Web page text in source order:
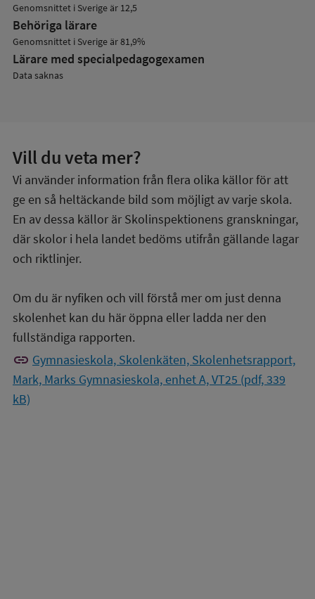
Genomsnittet i Sverige är 12,5
Behöriga lärare
Genomsnittet i Sverige är 81,9%
Lärare med specialpedagog­examen
Data saknas
Vill du veta mer?
Vi använder information från flera olika källor för att
ge en så heltäckande bild som möjligt av varje skola.
En av dessa källor är Skolinspektionens granskningar,
där skolor i hela landet bedöms utifrån gällande lagar
och riktlinjer.
Om du är nyfiken och vill förstå mer om just denna
skolenhet kan du här öppna eller ladda ner den
fullständiga rapporten.
link Gymnasieskola, Skolenkäten, Skolenhetsrapport,
Mark, Marks Gymnasieskola, enhet A, VT25 (pdf, 339
kB)